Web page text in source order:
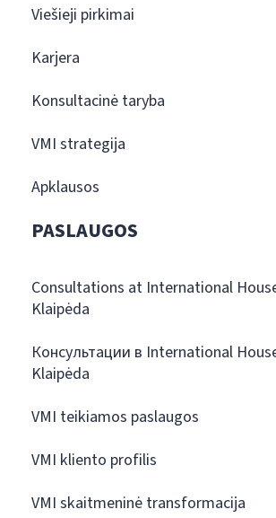
Viešieji pirkimai
Karjera
Konsultacinė taryba
VMI strategija
Apklausos
PASLAUGOS
Consultations at International
Klaipėda
Консультации в International
Klaipėda
VMI teikiamos paslaugos
VMI kliento profilis
VMI skaitmeninė transformacija